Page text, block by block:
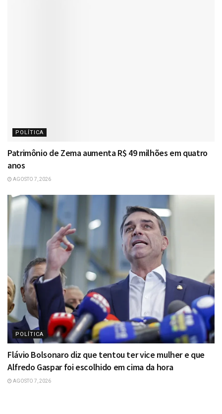
POLÍTICA
Patrimônio de Zema aumenta R$ 49 milhões em quatro
anos
AGOSTO 7, 2026
POLÍTICA
Flávio Bolsonaro diz que tentou ter vice mulher e que
Alfredo Gaspar foi escolhido em cima da hora
AGOSTO 7, 2026